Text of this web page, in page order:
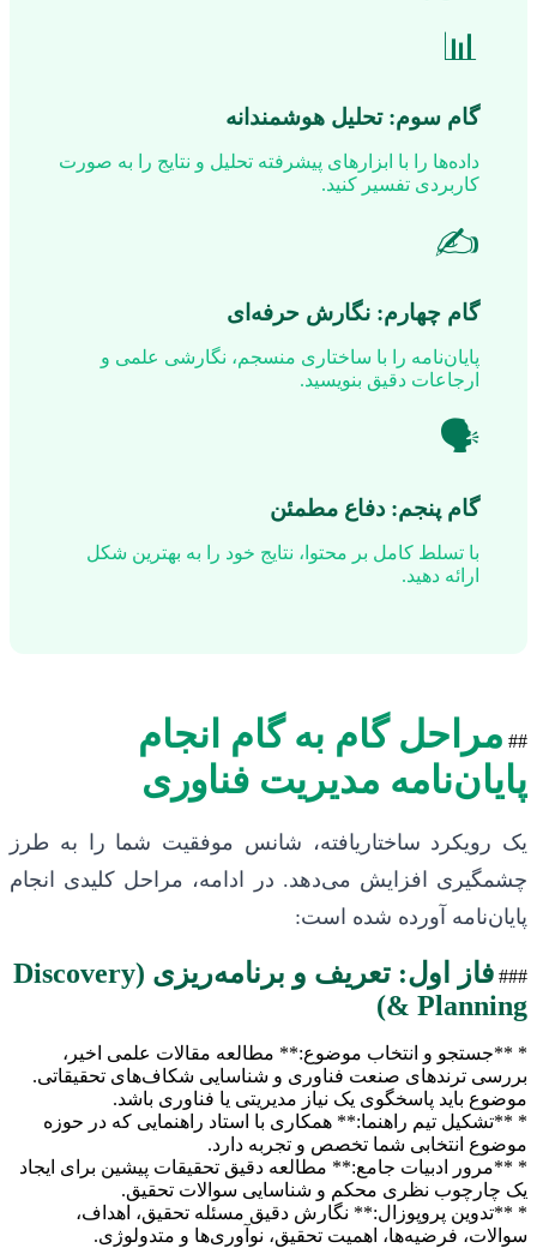
📊
گام سوم: تحلیل هوشمندانه
داده‌ها را با ابزارهای پیشرفته تحلیل و نتایج را به صورت
کاربردی تفسیر کنید.
✍️
گام چهارم: نگارش حرفه‌ای
پایان‌نامه را با ساختاری منسجم، نگارشی علمی و
ارجاعات دقیق بنویسید.
🗣️
گام پنجم: دفاع مطمئن
با تسلط کامل بر محتوا، نتایج خود را به بهترین شکل
ارائه دهید.
## مراحل گام به گام انجام
پایان‌نامه مدیریت فناوری
یک رویکرد ساختاریافته، شانس موفقیت شما را به طرز
چشمگیری افزایش می‌دهد. در ادامه، مراحل کلیدی انجام
پایان‌نامه آورده شده است:
###
فاز اول: تعریف و برنامه‌ریزی (Discovery
& Planning)
* **جستجو و انتخاب موضوع:** مطالعه مقالات علمی اخیر،
بررسی ترندهای صنعت فناوری و شناسایی شکاف‌های تحقیقاتی.
موضوع باید پاسخگوی یک نیاز مدیریتی یا فناوری باشد.
* **تشکیل تیم راهنما:** همکاری با استاد راهنمایی که در حوزه
موضوع انتخابی شما تخصص و تجربه دارد.
* **مرور ادبیات جامع:** مطالعه دقیق تحقیقات پیشین برای ایجاد
یک چارچوب نظری محکم و شناسایی سوالات تحقیق.
* **تدوین پروپوزال:** نگارش دقیق مسئله تحقیق، اهداف،
سوالات، فرضیه‌ها، اهمیت تحقیق، نوآوری‌ها و متدولوژی.